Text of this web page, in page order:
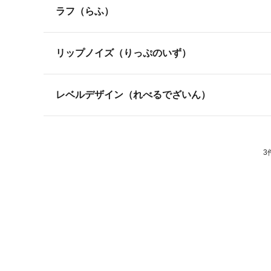
ラフ（らふ）
リップノイズ（りっぷのいず）
レベルデザイン（れべるでざいん）
3